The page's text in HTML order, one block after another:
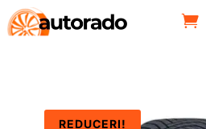
REDUCERI!